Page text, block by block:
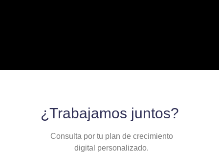
¿Trabajamos juntos?
Consulta por tu plan de crecimiento
digital personalizado.